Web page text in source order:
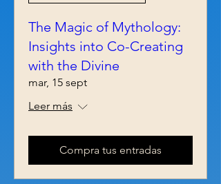
The Magic of Mythology:
Insights into Co-Creating
with the Divine
mar, 15 sept
Leer más
Compra tus entradas